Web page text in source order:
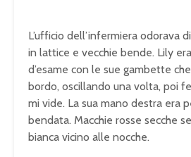
L’ufficio dell’infermiera odorava
in lattice e vecchie bende. Lily
d’esame con le sue gambette
bordo, oscillando una volta, poi
mi vide. La sua mano destra era
bendata. Macchie rosse secche
bianca vicino alle nocche.